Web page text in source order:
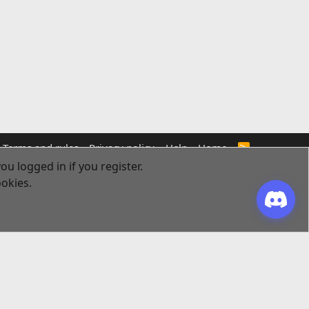
Terms and rules Privacy policy Help Home
R
logged in if you register.